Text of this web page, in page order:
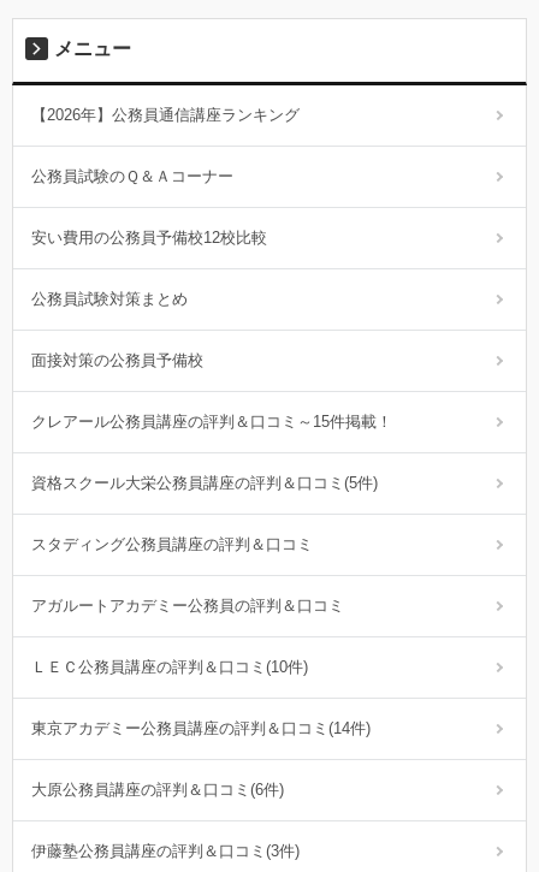
メニュー
【2026年】公務員通信講座ランキング
公務員試験のＱ＆Ａコーナー
安い費用の公務員予備校12校比較
公務員試験対策まとめ
面接対策の公務員予備校
クレアール公務員講座の評判＆口コミ～15件掲載！
資格スクール大栄公務員講座の評判＆口コミ(5件)
スタディング公務員講座の評判＆口コミ
アガルートアカデミー公務員の評判＆口コミ
ＬＥＣ公務員講座の評判＆口コミ(10件)
東京アカデミー公務員講座の評判＆口コミ(14件)
大原公務員講座の評判＆口コミ(6件)
伊藤塾公務員講座の評判＆口コミ(3件)